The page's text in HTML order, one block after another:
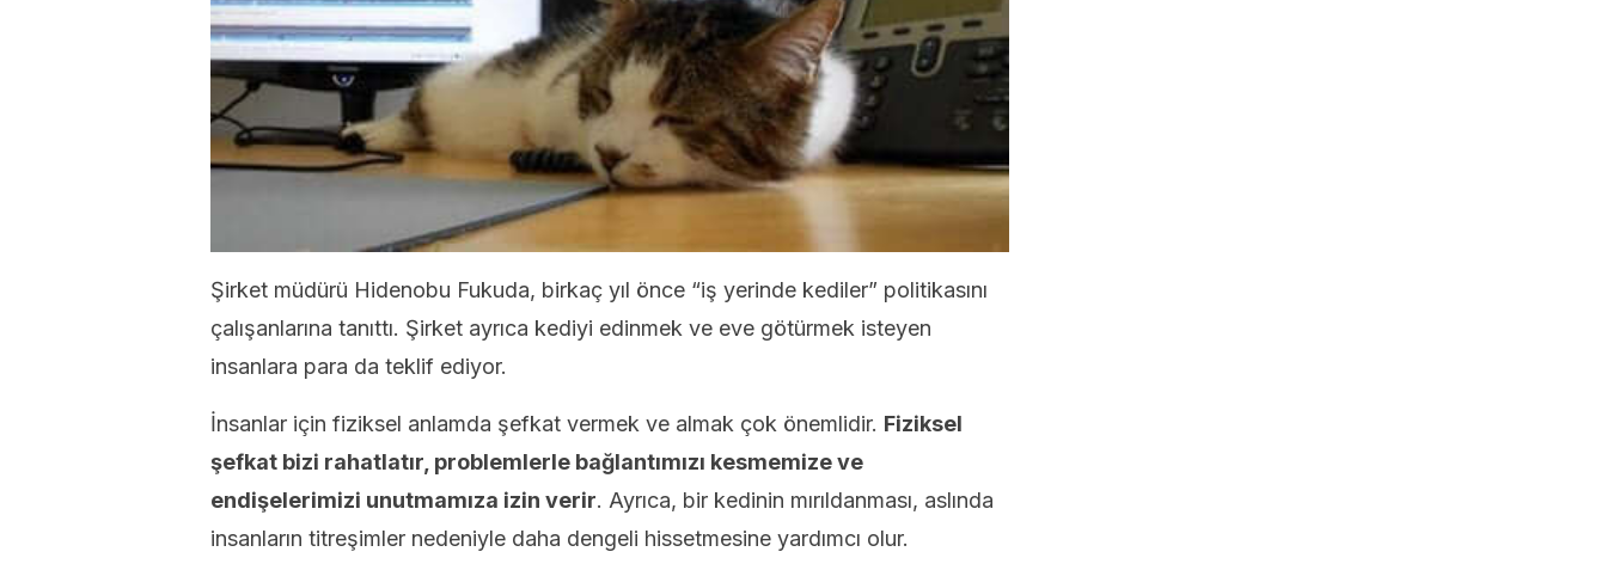
Şirket müdürü Hidenobu Fukuda, birkaç yıl önce “iş yerinde kediler” politikasını
çalışanlarına tanıttı. Şirket ayrıca kediyi edinmek ve eve götürmek isteyen
insanlara para da teklif ediyor.
İnsanlar için fiziksel anlamda şefkat vermek ve almak çok önemlidir. Fiziksel
şefkat bizi rahatlatır, problemlerle bağlantımızı kesmemize ve
endişelerimizi unutmamıza izin verir. Ayrıca, bir kedinin mırıldanması, aslında
insanların titreşimler nedeniyle daha dengeli hissetmesine yardımcı olur.